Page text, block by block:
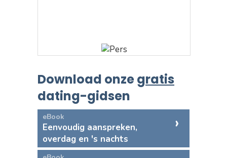
Download onzegratis
dating-gidsen
eBook
Eenvoudig aanspreken,
overdag en 's nachts